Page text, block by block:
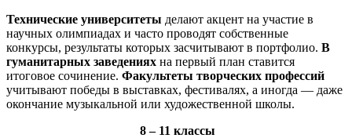
Технические университеты делают акцент на участие в
научных олимпиадах и часто проводят собственные
конкурсы, результаты которых засчитывают в портфолио. В
гуманитарных заведениях на первый план ставится
итоговое сочинение. Факультеты творческих профессий
учитывают победы в выставках, фестивалях, а иногда — даже
окончание музыкальной или художественной школы.
8 – 11 классы